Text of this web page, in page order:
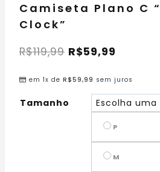
Camiseta Plano C
Clock”
R$119,99 R$59,99
em 1x de R$59,99 sem juros
Tamanho
P
M